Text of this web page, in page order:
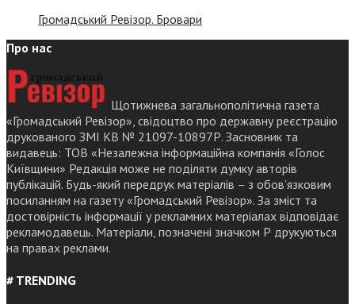
Громадський Ревізор. Бровари
Про нас
Щотижнева загальнополітична газета
«Громадський Ревізор», свідоцтво про державну реєстрацію
друкованого ЗМІ КВ № 21097-10897Р. Засновник та
видавець: ТОВ «Незалежна інформаційна компанія «Голос
Київщини» Редакція може не поділяти думку авторів
публікацій. Будь-який передрук матеріалів – з обов’язковим
посиланням на газету «Громадський Ревізор». За зміст та
достовірність інформації у рекламних матеріалах відповідає
рекламодавець. Матеріали, позначені значком Р друкуються
на правах реклами.
# TRENDING